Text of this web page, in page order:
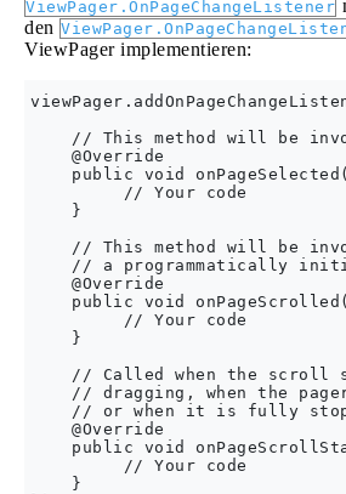
ViewPager.OnPageChangeListener
den
ViewPager implementieren:
// This method will be
    @Override
public void
         // Your code
    }
// This method will be
// a programmatically
    @Override
public void
         // Your code
    }
// Called when the scroll
// dragging, when the
// or when it is fully
    @Override
public void
         // Your code
    }